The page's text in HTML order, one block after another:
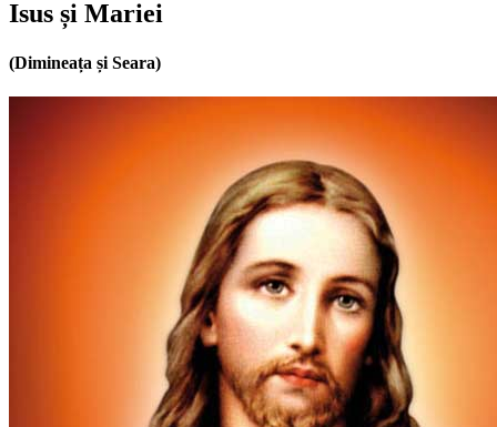
Isus și Mariei
(Dimineața și Seara)